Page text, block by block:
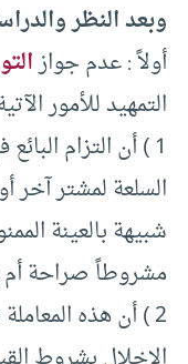
وبعد النظر
أولاً : عدم جواز
التمهيد للأمور
1 ) أن التزام
السلعة لمشتر آخر
شبيهة بالعينة
مشروطاً صراحة أم
2 ) أن هذه